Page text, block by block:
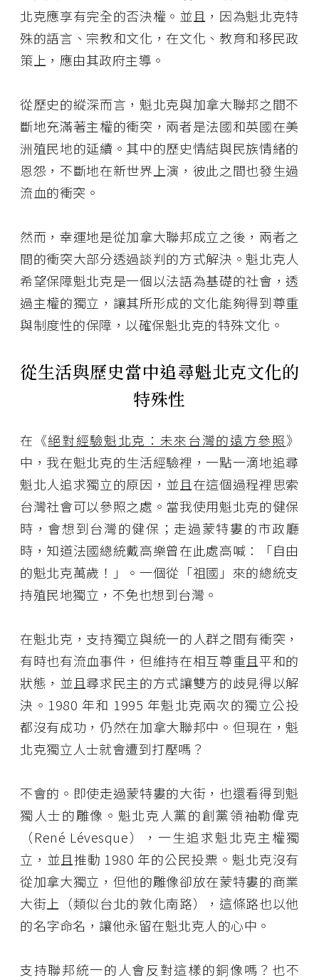
北克應享有完全的否決權。並且，因為魁北克特
殊的語言、宗教和文化，在文化、教育和移民政
策上，應由其政府主導。
從歷史的縱深而言，魁北克與加拿大聯邦之間不
斷地充滿著主權的衝突，兩者是法國和英國在美
洲殖民地的延續。其中的歷史情結與民族情緒的
恩怨，不斷地在新世界上演，彼此之間也發生過
流血的衝突。
然而，幸運地是從加拿大聯邦成立之後，兩者之
間的衝突大部分透過談判的方式解決。魁北克人
希望保障魁北克是一個以法語為基礎的社會，透
過主權的獨立，讓其所形成的文化能夠得到尊重
與制度性的保障，以確保魁北克的特殊文化。
從生活與歷史當中追尋魁北克文化的
特殊性
在《絕對經驗魁北克：未來台灣的遠方參照》
中，我在魁北克的生活經驗裡，一點一滴地追尋
魁北人追求獨立的原因，並且在這個過程裡思索
台灣社會可以參照之處。當我使用魁北克的健保
時，會想到台灣的健保；走過蒙特婁的市政廳
時，知道法國總統戴高樂曾在此處高喊：「自由
的魁北克萬歲！」。一個從「祖國」來的總統支
持殖民地獨立，不免也想到台灣。
在魁北克，支持獨立與統一的人群之間有衝突，
有時也有流血事件，但維持在相互尊重且平和的
狀態，並且尋求民主的方式讓雙方的歧見得以解
決。1980 年和 1995 年魁北克兩次的獨立公投
都沒有成功，仍然在加拿大聯邦中。但現在，魁
北克獨立人士就會遭到打壓嗎？
不會的。即使走過蒙特婁的大街，也還看得到魁
獨人士的雕像。魁北克人黨的創黨領袖勒偉克
（René Lévesque），一生追求魁北克主權獨
立，並且推動 1980 年的公民投票。魁北克沒有
從加拿大獨立，但他的雕像卻放在蒙特婁的商業
大街上（類似台北的敦化南路），這條路也以他
的名字命名，讓他永留在魁北克人的心中。
支持聯邦統一的人會反對這樣的銅像嗎？也不